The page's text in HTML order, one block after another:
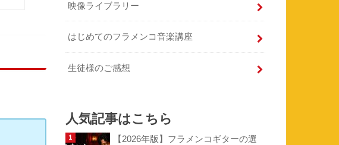
映像ライブラリー
はじめてのフラメンコ音楽講座
生徒様のご感想
人気記事はこちら
【2026年版】フラメンコギターの選